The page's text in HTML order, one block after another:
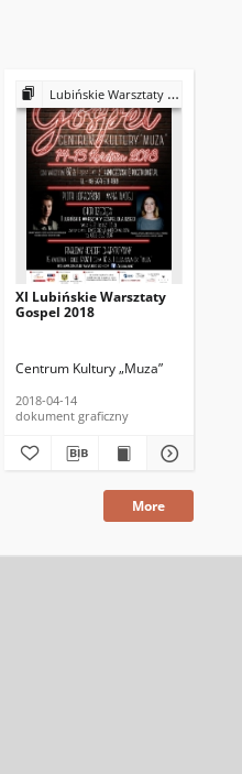
Lubińskie Warsztaty Gospel
XI Lubińskie Warsztaty
Gospel 2018
Centrum Kultury „Muza”
2018-04-14
dokument graficzny
More